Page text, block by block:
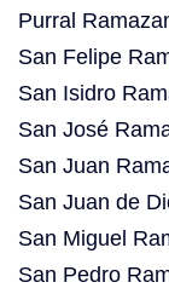
Purral
San Felipe
San Isidro
San José
San Juan
San Juan de
San Miguel
San Pedro